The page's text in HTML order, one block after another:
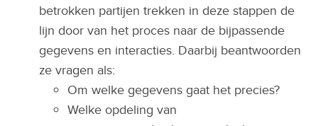
betrokken partijen trekken in deze stappen de
lijn door van het proces naar de bijpassende
gegevens en interacties. Daarbij beantwoorden
ze vragen als:
Om welke gegevens gaat het precies?
Welke opdeling van